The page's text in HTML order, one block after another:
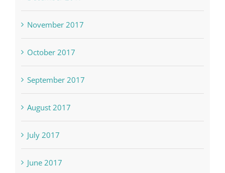
November 2017
October 2017
September 2017
August 2017
July 2017
June 2017